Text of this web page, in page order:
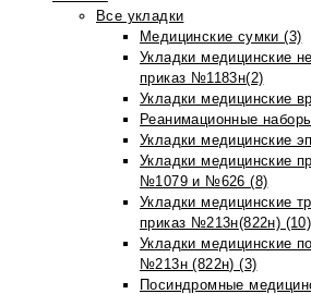
Все укладки
Медицинские сумки (3)
Укладки медицинские
приказ №1183н(2)
Укладки медицинские
Реанимационные
Укладки медицинские
Укладки медицинские
№1079 и №626 (8)
Укладки медицинские
приказ №213н(822н) (10)
Укладки медицинские
№213н (822н) (3)
Посиндромные